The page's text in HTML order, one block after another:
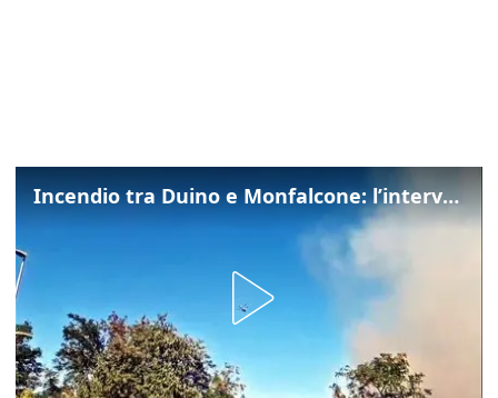
Incendio tra Duino e Monfalcone: l’intervento dei vigili del fuoco